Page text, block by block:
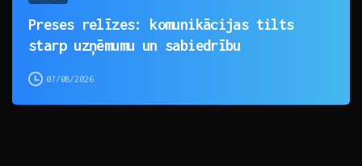
Preses relīzes: komunikācijas tilts
starp uzņēmumu un sabiedrību
07/08/2026